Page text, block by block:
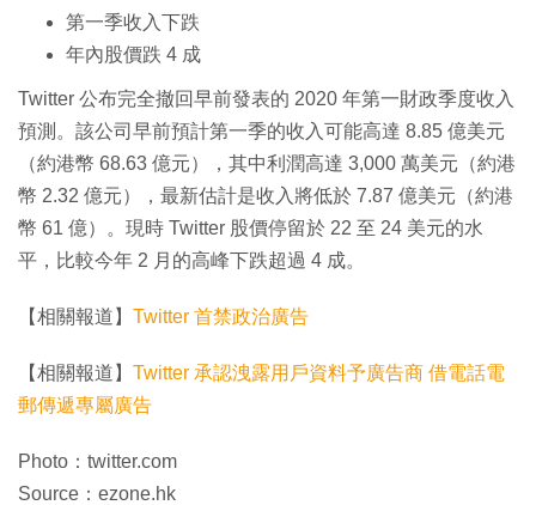
第一季收入下跌
年內股價跌 4 成
Twitter 公布完全撤回早前發表的 2020 年第一財政季度收入
預測。該公司早前預計第一季的收入可能高達 8.85 億美元
（約港幣 68.63 億元），其中利潤高達 3,000 萬美元（約港
幣 2.32 億元），最新估計是收入將低於 7.87 億美元（約港
幣 61 億）。現時 Twitter 股價停留於 22 至 24 美元的水
平，比較今年 2 月的高峰下跌超過 4 成。
【相關報道】 Twitter 首禁政治廣告
【相關報道】 Twitter 承認洩露用戶資料予廣告商 借電話電
郵傳遞專屬廣告
Photo：twitter.com
Source：ezone.hk